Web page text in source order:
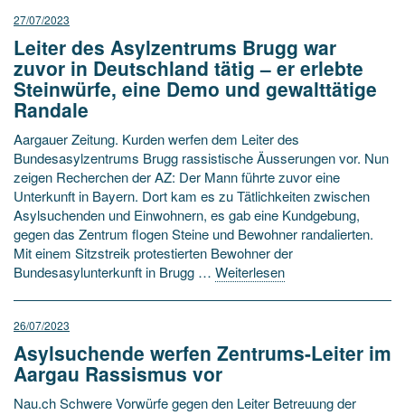
27/07/2023
Leiter des Asylzentrums Brugg war
zuvor in Deutschland tätig – er erlebte
Steinwürfe, eine Demo und gewalttätige
Randale
Aargauer Zeitung. Kurden werfen dem Leiter des
Bundesasylzentrums Brugg rassistische Äusserungen vor. Nun
zeigen Recherchen der AZ: Der Mann führte zuvor eine
Unterkunft in Bayern. Dort kam es zu Tätlichkeiten zwischen
Asylsuchenden und Einwohnern, es gab eine Kundgebung,
gegen das Zentrum flogen Steine und Bewohner randalierten.
Mit einem Sitzstreik protestierten Bewohner der
Bundesasylunterkunft in Brugg … Weiterlesen
26/07/2023
Asylsuchende werfen Zentrums-Leiter im
Aargau Rassismus vor
Nau.ch Schwere Vorwürfe gegen den Leiter Betreuung der